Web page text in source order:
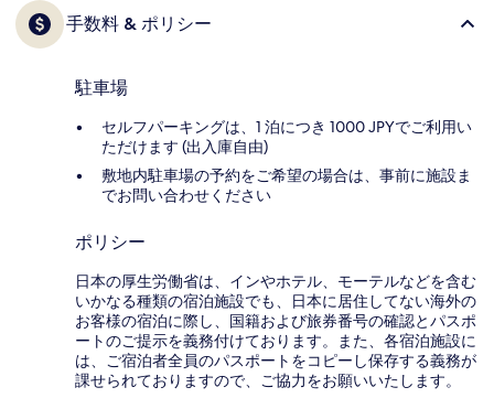
手数料 & ポリシー
駐車場
セルフパーキングは、1 泊につき 1000 JPYでご利用い
ただけます (出入庫自由)
敷地内駐車場の予約をご希望の場合は、事前に施設ま
でお問い合わせください
ポリシー
日本の厚生労働省は、インやホテル、モーテルなどを含む
いかなる種類の宿泊施設でも、日本に​居住してない海外の
お客様の宿泊に際し、国籍および旅券番号の確認とパスポ
ートのご提示を義務付け​ております。また、各宿泊施設に
は、ご宿泊者全員のパスポートをコピーし保存する義務が
課せられておりますの​で、ご協力をお願いいたします。